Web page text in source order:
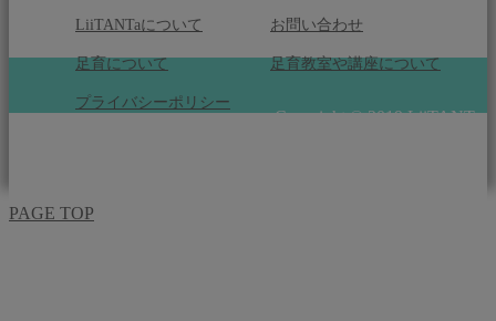
LiiTANTaについて お問い合わせ
足育について 足育教室や講座について
プライバシーポリシー
Copyright © 2019 LiiTANTa
PAGE TOP